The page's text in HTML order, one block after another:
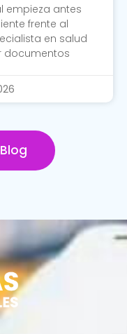
empieza antes
frente al
en salud
documentos